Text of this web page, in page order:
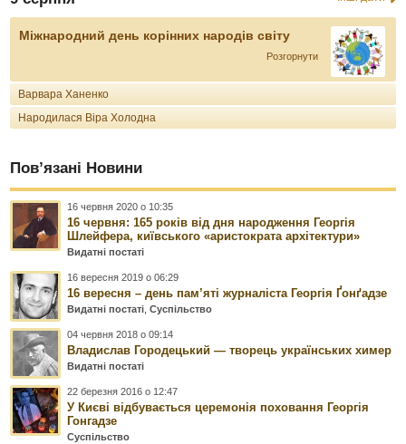
Міжнародний день корінних народів світу
Розгорнути
Варвара Ханенко
Народилася Віра Холодна
Пов’язані Новини
16 червня 2020 о 10:35
16 червня: 165 років від дня народження Георгія
Шлейфера, київського «аристократа архітектури»
Видатні постаті
16 вересня 2019 о 06:29
16 вересня – день пам’яті журналіста Георгія Ґонґадзе
Видатні постаті ,Суспільство
04 червня 2018 о 09:14
Владислав Городецький — творець українських химер
Видатні постаті
22 березня 2016 о 12:47
У Києві відбувається церемонія поховання Георгія
Гонгадзе
Суспільство